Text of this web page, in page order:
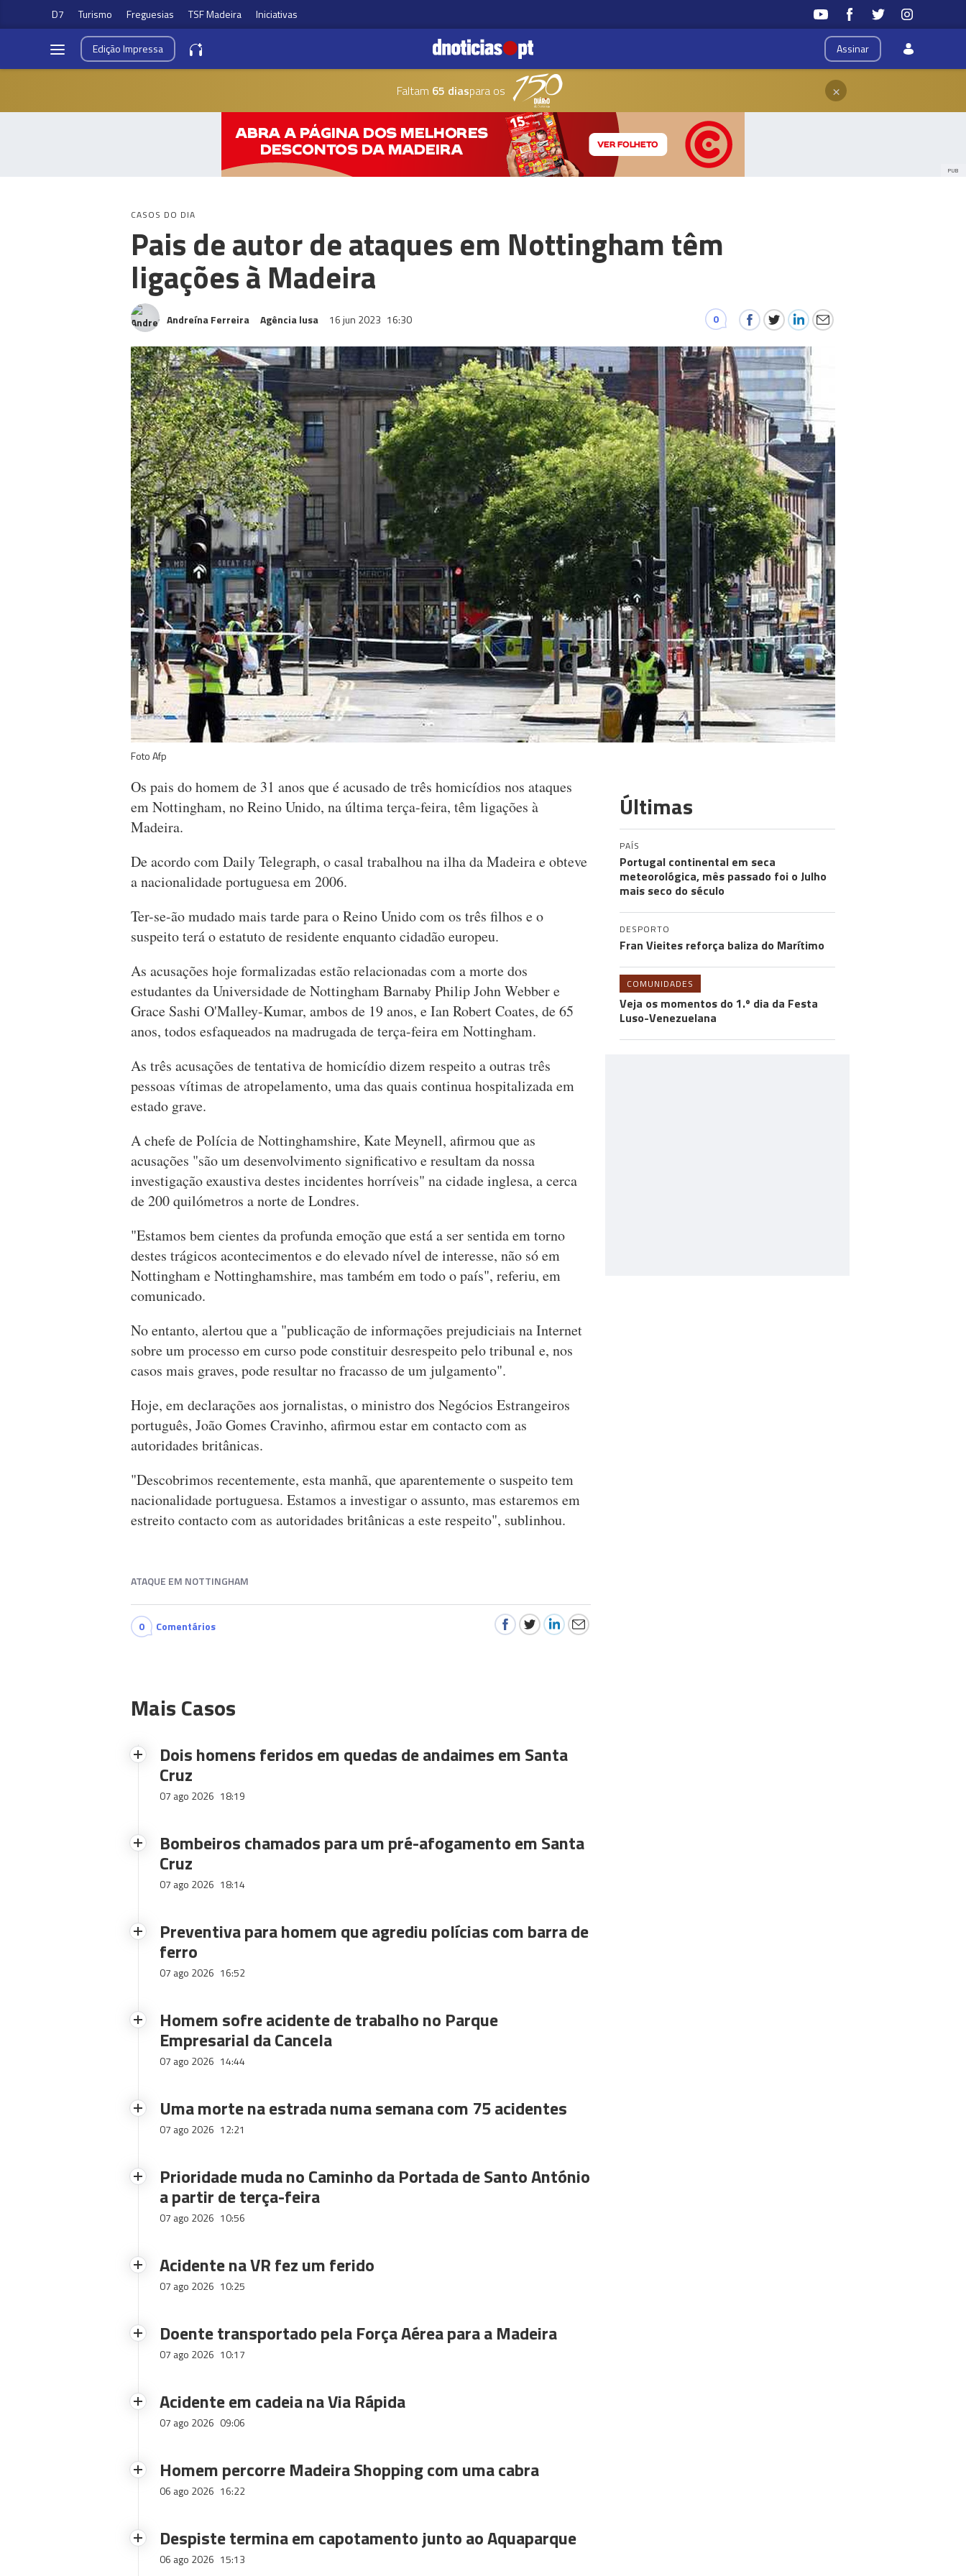
D7 Turismo Freguesias TSF Madeira Iniciativas
Assinar
EdiçãoImpressa
Faltam 65 diaspara os ×
PUB
CASOS DO DIA
Pais de autor de ataques em Nottingham têm
ligações à Madeira
Andreína Ferreira Agência lusa 16 jun 2023 16:30 0
Foto Afp
Os pais do homem de 31 anos que é acusado de três homicídios nos ataques
em Nottingham, no Reino Unido, na última terça-feira, têm ligações à
Madeira.
De acordo com Daily Telegraph, o casal trabalhou na ilha da Madeira e obteve
a nacionalidade portuguesa em 2006.
Ter-se-ão mudado mais tarde para o Reino Unido com os três filhos e o
suspeito terá o estatuto de residente enquanto cidadão europeu.
As acusações hoje formalizadas estão relacionadas com a morte dos
estudantes da Universidade de Nottingham Barnaby Philip John Webber e
Grace Sashi O'Malley-Kumar, ambos de 19 anos, e Ian Robert Coates, de 65
anos, todos esfaqueados na madrugada de terça-feira em Nottingham.
As três acusações de tentativa de homicídio dizem respeito a outras três
pessoas vítimas de atropelamento, uma das quais continua hospitalizada em
estado grave.
A chefe de Polícia de Nottinghamshire, Kate Meynell, afirmou que as
acusações "são um desenvolvimento significativo e resultam da nossa
investigação exaustiva destes incidentes horríveis" na cidade inglesa, a cerca
de 200 quilómetros a norte de Londres.
"Estamos bem cientes da profunda emoção que está a ser sentida em torno
destes trágicos acontecimentos e do elevado nível de interesse, não só em
Nottingham e Nottinghamshire, mas também em todo o país", referiu, em
comunicado.
No entanto, alertou que a "publicação de informações prejudiciais na Internet
sobre um processo em curso pode constituir desrespeito pelo tribunal e, nos
casos mais graves, pode resultar no fracasso de um julgamento".
Hoje, em declarações aos jornalistas, o ministro dos Negócios Estrangeiros
português, João Gomes Cravinho, afirmou estar em contacto com as
autoridades britânicas.
"Descobrimos recentemente, esta manhã, que aparentemente o suspeito tem
nacionalidade portuguesa. Estamos a investigar o assunto, mas estaremos em
estreito contacto com as autoridades britânicas a este respeito", sublinhou.
ATAQUE EM NOTTINGHAM
0 Comentários
Mais Casos
Dois homens feridos em quedas de andaimes em Santa
Cruz
07 ago 2026 18:19
Bombeiros chamados para um pré-afogamento em Santa
Cruz
07 ago 2026 18:14
Preventiva para homem que agrediu polícias com barra de
ferro
07 ago 2026 16:52
Homem sofre acidente de trabalho no Parque
Empresarial da Cancela
07 ago 2026 14:44
Uma morte na estrada numa semana com 75 acidentes
07 ago 2026 12:21
Prioridade muda no Caminho da Portada de Santo António
a partir de terça-feira
07 ago 2026 10:56
Acidente na VR fez um ferido
07 ago 2026 10:25
Doente transportado pela Força Aérea para a Madeira
07 ago 2026 10:17
Acidente em cadeia na Via Rápida
07 ago 2026 09:06
Homem percorre Madeira Shopping com uma cabra
06 ago 2026 16:22
Despiste termina em capotamento junto ao Aquaparque
06 ago 2026 15:13
Últimas
PAÍS
Portugal continental em seca
meteorológica, mês passado foi o Julho
mais seco do século
DESPORTO
Fran Vieites reforça baliza do Marítimo
COMUNIDADES
Veja os momentos do 1.º dia da Festa
Luso-Venezuelana